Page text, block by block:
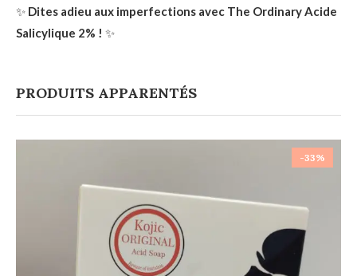
✨ Dites adieu aux imperfections avec The Ordinary Acide
Salicylique 2% ! ✨
PRODUITS APPARENTÉS
-33%